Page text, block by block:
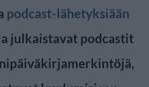
podcast-lähetyksiään
julkaistavat podcastit